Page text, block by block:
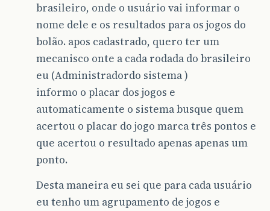
brasileiro, onde o usuário vai informar o
nome dele e os resultados para os jogos do
bolão. apos cadastrado, quero ter um
mecanisco onte a cada rodada do brasileiro
eu (Administradordo sistema )
informo o placar dos jogos e
automaticamente o sistema busque quem
acertou o placar do jogo marca três pontos e
que acertou o resultado apenas apenas um
ponto.
Desta maneira eu sei que para cada usuário
eu tenho um agrupamento de jogos e